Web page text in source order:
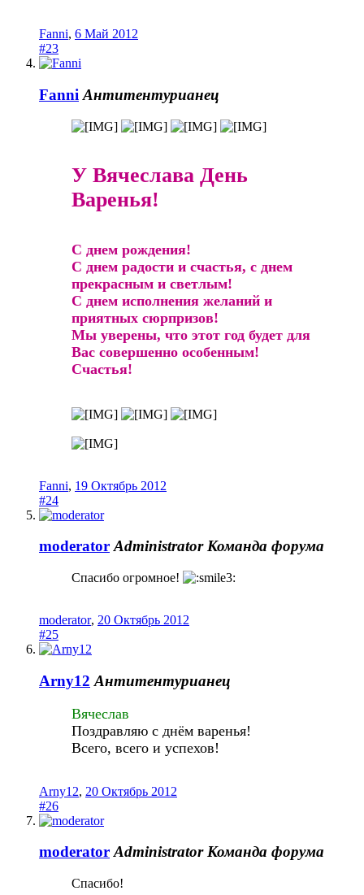
Fanni, 6 Май 2012
#23
Fanni Антитентурианец
У Вячеслава День
Варенья!
С днем рождения!
С днем радости и счастья, с днем
прекрасным и светлым!
С днем исполнения желаний и
приятных сюрпризов!
Мы уверены, что этот год будет для
Вас совершенно особенным!
Счастья!
Fanni, 19 Октябрь 2012
#24
moderator Administrator Команда форума
Спасибо огромное!
moderator, 20 Октябрь 2012
#25
Arny12 Антитентурианец
Вячеслав
Поздравляю с днём варенья!
Всего, всего и успехов!
Arny12, 20 Октябрь 2012
#26
moderator Administrator Команда форума
Спасибо!